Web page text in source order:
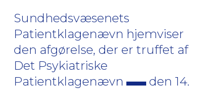
Sundhedsvæsenets
Patientklagenævn hjemviser
den afgørelse, der er truffet af
Det Psykiatriske
Patientklagenævn
den 14.